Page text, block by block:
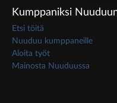
Kumppaniksi
Etsi töitä
Nuuduu kumppaneille
Aloita työt
Mainosta Nuuduussa